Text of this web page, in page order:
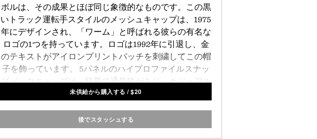
ボルは、その成果とほぼ同じ象徴的なものです。この黒
いトラック運転手スタイルのメッシュキャップは、1975
年にデザインされ、「ワーム」と呼ばれる彼らの有名な
ロゴの1つを持っています。ロゴは1992年に引退し、金
のテキストがアイロンプリントパッチを刺繍してこの帽
子を飾っています。 5パネルのハイプロファイルスナッ
プバックキャップは、軽量で通気性があり、カジュアル
な外観にノスタルジックなタッチを追加します。
未供給から購入する /$20
後でスタッシュする